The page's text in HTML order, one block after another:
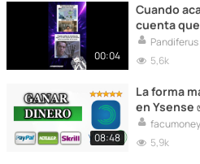
00:04
Cuando
cuenta
partidas
#humor
Pandiferus
5,6k
08:48
La forma
en Ysense
2024 ? |
5,9k